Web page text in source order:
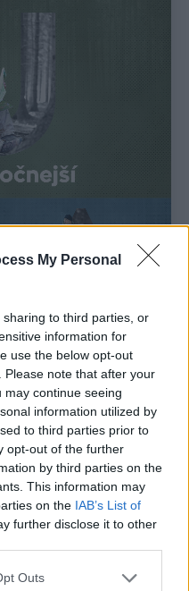
My Personal
to third parties, or
information for
use the below opt-out
note that after your
continue seeing
information utilized by
to third parties prior to
opt-out of the further
by third parties on the
This information may
on the IAB’s List of
further disclose it to other
Outs